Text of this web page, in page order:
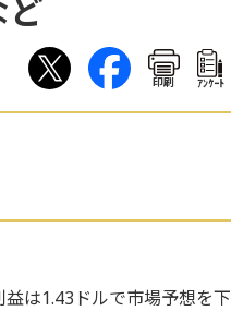
ど
印刷 ｱﾝｹｰﾄ
は1.43ドルで市場予想を下